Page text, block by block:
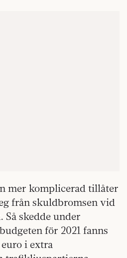
mer komplicerad tillåter
från skuldbromsen vid
Så skedde under
för 2021 fanns
i extra